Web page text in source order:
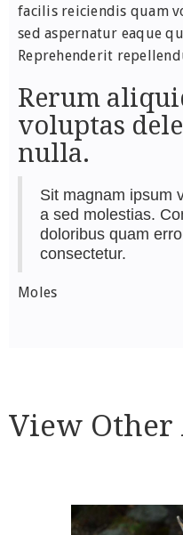
facilis reiciendis quam
sed aspernatur eaque
Reprehenderit
Rerum
voluptas
nulla.
Sit magnam ipsum
a sed molestias.
doloribus quam
consectetur.
Moles
View Other